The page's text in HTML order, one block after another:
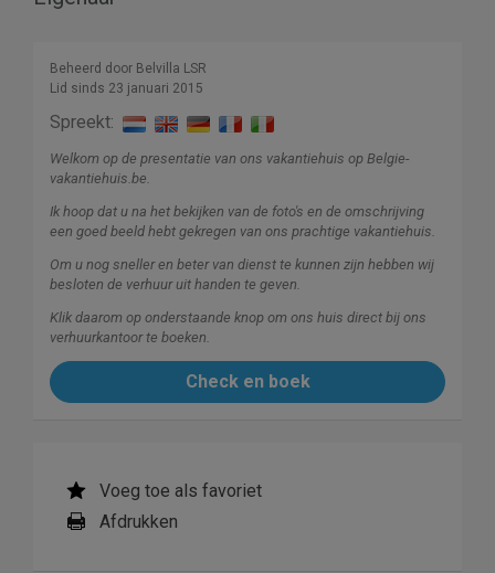
Beheerd door Belvilla LSR
Lid sinds 23 januari 2015
Spreekt:
Welkom op de presentatie van ons vakantiehuis op Belgie-
vakantiehuis.be.
Ik hoop dat u na het bekijken van de foto's en de omschrijving
een goed beeld hebt gekregen van ons prachtige vakantiehuis.
Om u nog sneller en beter van dienst te kunnen zijn hebben wij
besloten de verhuur uit handen te geven.
Klik daarom op onderstaande knop om ons huis direct bij ons
verhuurkantoor te boeken.
Check en boek
Voeg toe als favoriet
Afdrukken